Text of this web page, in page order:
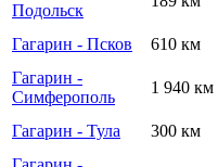
Подольск
Гагарин - Псков
610 км
Гагарин -
Симферополь
1 940 км
Гагарин - Тула
300 км